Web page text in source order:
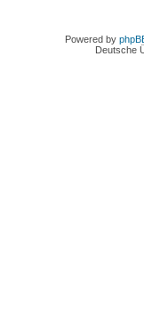
Powered by
Deutsche